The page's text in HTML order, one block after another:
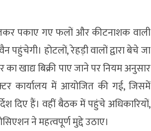
पकाए गए फलों और कीटनाशक वाली
होटलों, रेहड़ी वालों द्वारा बेचे जा
खाद्य बिक्री पाए जाने पर नियम अनुसार
कार्यालय में आयोजित की गई, जिसमें
दिए हैं। वहीं बैठक में पहुंचे अधिकारियों,
ने महत्वपूर्ण मुद्दे उठाए।